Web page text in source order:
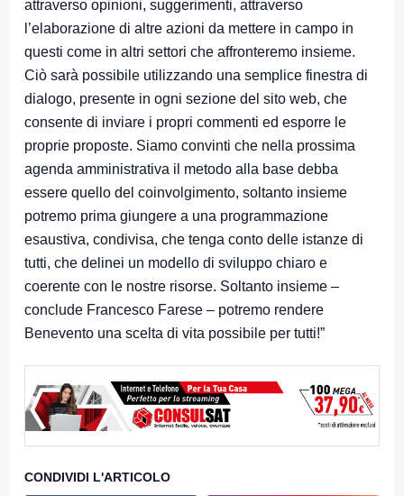
attraverso opinioni, suggerimenti, attraverso
l’elaborazione di altre azioni da mettere in campo in
questi come in altri settori che affronteremo insieme.
Ciò sarà possibile utilizzando una semplice finestra di
dialogo, presente in ogni sezione del sito web, che
consente di inviare i propri commenti ed esporre le
proprie proposte. Siamo convinti che nella prossima
agenda amministrativa il metodo alla base debba
essere quello del coinvolgimento, soltanto insieme
potremo prima giungere a una programmazione
esaustiva, condivisa, che tenga conto delle istanze di
tutti, che delinei un modello di sviluppo chiaro e
coerente con le nostre risorse. Soltanto insieme –
conclude Francesco Farese – potremo rendere
Benevento una scelta di vita possibile per tutti!”
CONDIVIDI L'ARTICOLO